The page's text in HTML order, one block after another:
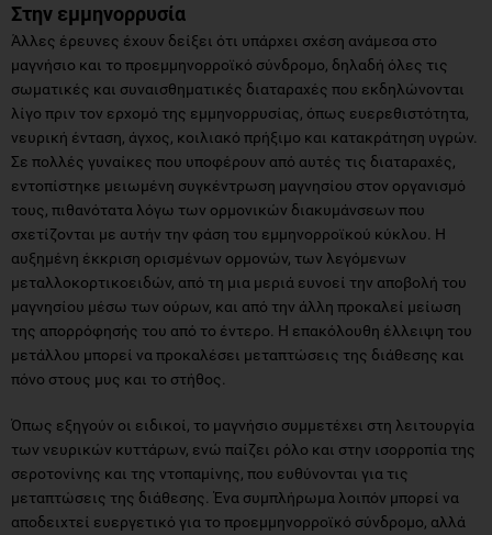
Στην εμμηνορρυσία
Άλλες έρευνες έχουν δείξει ότι υπάρχει σχέση ανάμεσα στο
μαγνήσιο και το προεμμηνορροϊκό σύνδρομο, δηλαδή όλες τις
σωματικές και συναισθηματικές διαταραχές που εκδηλώνονται
λίγο πριν τον ερχομό της εμμηνορρυσίας, όπως ευερεθιστότητα,
νευρική ένταση, άγχος, κοιλιακό πρήξιμο και κατακράτηση υγρών.
Σε πολλές γυναίκες που υποφέρουν από αυτές τις διαταραχές,
εντοπίστηκε μειωμένη συγκέντρωση μαγνησίου στον οργανισμό
τους, πιθανότατα λόγω των ορμονικών διακυμάνσεων που
σχετίζονται με αυτήν την φάση του εμμηνορροϊκού κύκλου. Η
αυξημένη έκκριση ορισμένων ορμονών, των λεγόμενων
μεταλλοκορτικοειδών, από τη μια μεριά ευνοεί την αποβολή του
μαγνησίου μέσω των ούρων, και από την άλλη προκαλεί μείωση
της απορρόφησής του από το έντερο. Η επακόλουθη έλλειψη του
μετάλλου μπορεί να προκαλέσει μεταπτώσεις της διάθεσης και
πόνο στους μυς και το στήθος.
Όπως εξηγούν οι ειδικοί, το μαγνήσιο συμμετέχει στη λειτουργία
των νευρικών κυττάρων, ενώ παίζει ρόλο και στην ισορροπία της
σεροτονίνης και της ντοπαμίνης, που ευθύνονται για τις
μεταπτώσεις της διάθεσης. Ένα συμπλήρωμα λοιπόν μπορεί να
αποδειχτεί ευεργετικό για το προεμμηνορροϊκό σύνδρομο, αλλά